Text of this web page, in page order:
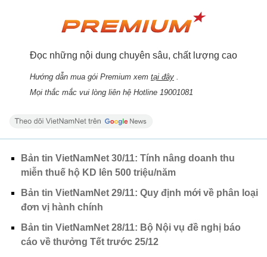
Đọc những nội dung chuyên sâu, chất lượng cao
Hướng dẫn mua gói Premium xem tại đây .
Mọi thắc mắc vui lòng liên hệ Hotline 19001081
Bản tin VietNamNet 30/11: Tính nâng doanh thu
miễn thuế hộ KD lên 500 triệu/năm
Bản tin VietNamNet 29/11: Quy định mới về phân loại
đơn vị hành chính
Bản tin VietNamNet 28/11: Bộ Nội vụ đề nghị báo
cáo về thưởng Tết trước 25/12